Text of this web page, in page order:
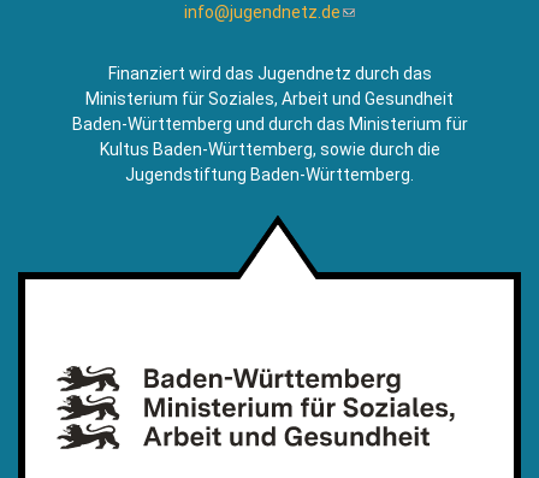
info@jugendnetz.de(Link
Mail)
Finanziert wird das Jugendnetz durch das
Ministerium für Soziales, Arbeit und Gesundheit
Baden-Württemberg und durch das Ministerium für
Kultus Baden-Württemberg, sowie durch die
Jugendstiftung Baden-Württemberg.